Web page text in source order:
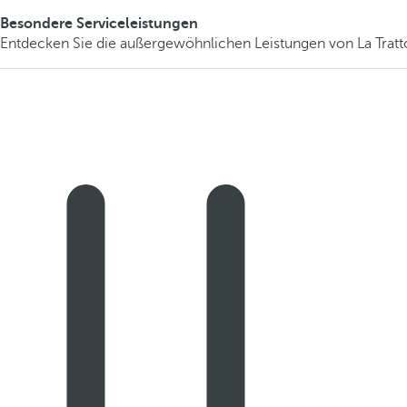
Besondere Serviceleistungen
Entdecken Sie die außergewöhnlichen Leistungen von La